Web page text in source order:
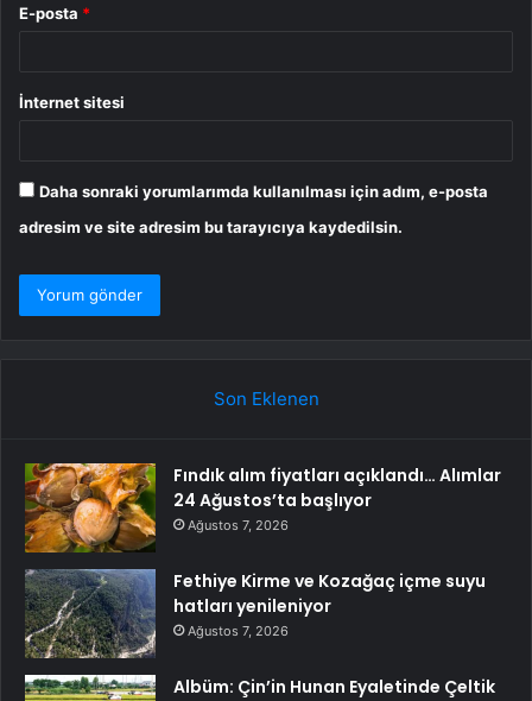
E-posta *
İnternet sitesi
Daha sonraki yorumlarımda kullanılması için adım, e-posta
adresim ve site adresim bu tarayıcıya kaydedilsin.
Son Eklenen
Fındık alım fiyatları açıklandı… Alımlar
24 Ağustos’ta başlıyor
Ağustos 7, 2026
Fethiye Kirme ve Kozağaç içme suyu
hatları yenileniyor
Ağustos 7, 2026
Albüm: Çin’in Hunan Eyaletinde Çeltik